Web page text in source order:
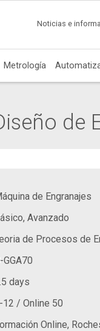
Noticias e
Metrología
de
de Engranajes
Avanzado
de Procesos de
GGA70
days
12 / Online 50
Online,